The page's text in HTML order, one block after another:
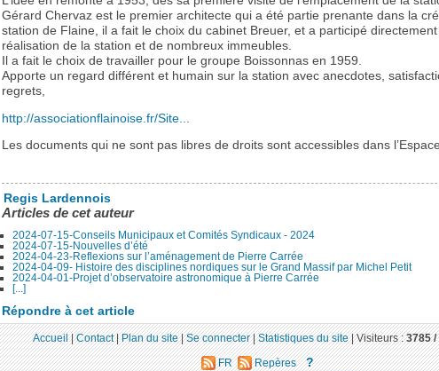
Gérard Chervaz est le premier architecte qui a été partie prenante dans la
station de Flaine, il a fait le choix du cabinet Breuer, et a participé directement
réalisation de la station et de nombreux immeubles.
Il a fait le choix de travailler pour le groupe Boissonnas en 1959.
Apporte un regard différent et humain sur la station avec anecdotes,
regrets,
http://associationflainoise.fr/Site...
Les documents qui ne sont pas libres de droits sont accessibles dans
Regis Lardennois
Articles de cet auteur
2024-07-15-Conseils Municipaux et Comités Syndicaux - 2024
2024-07-15-Nouvelles d’été
2024-04-23-Reflexions sur l’aménagement de Pierre Carrée
2024-04-09- Histoire des disciplines nordiques sur le Grand Massif par Michel Petit
2024-04-01-Projet d’observatoire astronomique à Pierre Carrée
[...]
Répondre à cet article
Accueil|Contact|Plan du site|Se connecter|Statistiques du site|Visiteurs :3785 /
FR Repères ?